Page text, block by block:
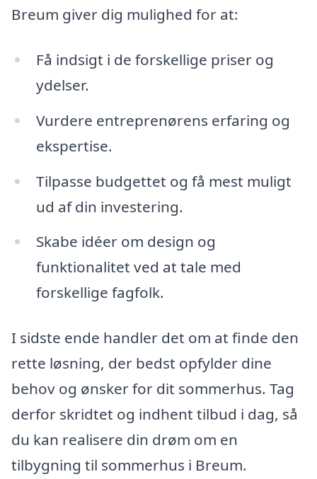
Breum giver dig mulighed for at:
Få indsigt i de forskellige priser og
ydelser.
Vurdere entreprenørens erfaring og
ekspertise.
Tilpasse budgettet og få mest muligt
ud af din investering.
Skabe idéer om design og
funktionalitet ved at tale med
forskellige fagfolk.
I sidste ende handler det om at finde den
rette løsning, der bedst opfylder dine
behov og ønsker for dit sommerhus. Tag
derfor skridtet og indhent tilbud i dag, så
du kan realisere din drøm om en
tilbygning til sommerhus i Breum.